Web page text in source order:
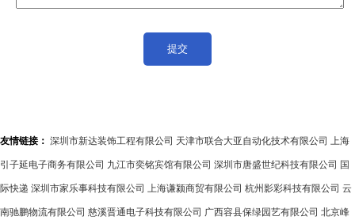
友情链接： 深圳市新达装饰工程有限公司 天津市联合大亚自动化技术有限公司 上海
引子延电子商务有限公司 九江市奕铭宾馆有限公司 深圳市唐盛世纪科技有限公司 国
际快递 深圳市家乐事科技有限公司 上海谦颍商贸有限公司 杭州影彩科技有限公司 云
南驰鹏物流有限公司 慈溪晋通电子科技有限公司 广西容县保绿园艺有限公司 北京峰